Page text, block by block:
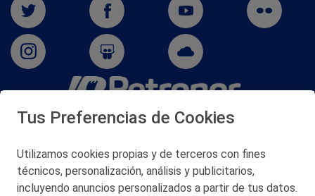
San Martín 5-Edificio Muñatones,
© 2026 Petronor S.A.
Tus Preferencias de Cookies
Utilizamos cookies propias y de terceros con fines
técnicos, personalización, análisis y publicitarios,
incluyendo anuncios personalizados a partir de tus datos.